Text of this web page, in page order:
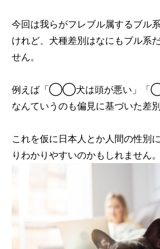
今回は我らがフレブル属するブル
けれど、犬種差別はなにもブル系
せん。
例えば「◯◯犬は頭が悪い」「
なんていうのも偏見に基づいた差別
これを仮に日本人とか人間の性別
りわかりやすいのかもしれません。